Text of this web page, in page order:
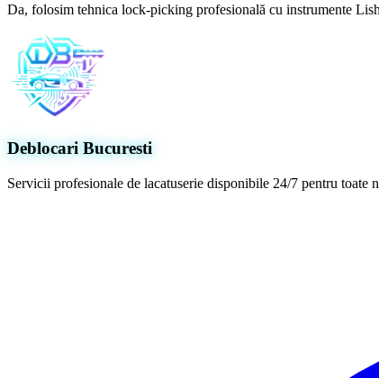
Da, folosim tehnica lock-picking profesională cu instrumente
Deblocari Bucuresti
Servicii profesionale de lacatuserie disponibile 24/7 pentru toate